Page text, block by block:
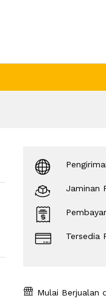
Jaminan
Tersedia
Mulai Berjualan